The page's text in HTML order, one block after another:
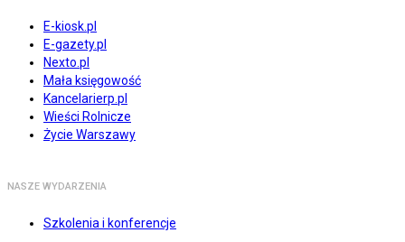
E-kiosk.pl
E-gazety.pl
Nexto.pl
Mała księgowość
Kancelarierp.pl
Wieści Rolnicze
Życie Warszawy
NASZE WYDARZENIA
Szkolenia i konferencje